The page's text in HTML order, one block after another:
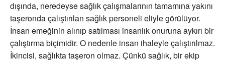
dışında, neredeyse sağlık çalışmalarının tamamına yakını
taşeronda çalıştırılan sağlık personeli eliyle görülüyor.
İnsan emeğinin alınıp satılması insanlık onuruna aykırı bir
çalıştırma biçimidir. O nedenle insan ihaleyle çalıştırılmaz.
İkincisi, sağlıkta taşeron olmaz. Çünkü sağlık, bir ekip